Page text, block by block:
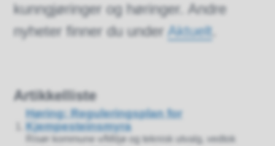
kunngjøringer og høringer. Andre
nyheter finner du underAktuelt
Artikkelliste
Høring: Reguleringsplan for
Kjempesteinsmyra
Risør kommune v/Miljø og teknisk utvalg, vedtok